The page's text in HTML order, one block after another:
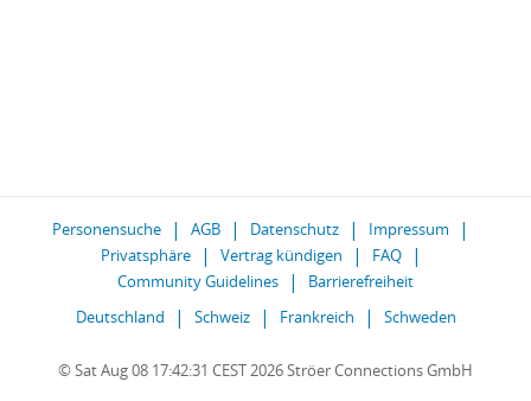
Personensuche AGB Datenschutz
Impressum
Privatsphäre
Vertrag kündigen
FAQ
Community Guidelines
Barrierefreiheit
Deutschland
Schweiz Frankreich Schweden
© Sat Aug 08 17:42:31 CEST 2026 Ströer Connections GmbH